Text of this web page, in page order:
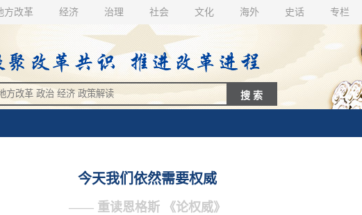
方改革 经济 治理 社会 文化 海外 史话 专栏
今天我们依然需要权威
—— 重读恩格斯 《论权威》